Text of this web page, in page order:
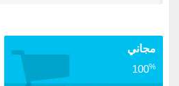
مجاني
100%